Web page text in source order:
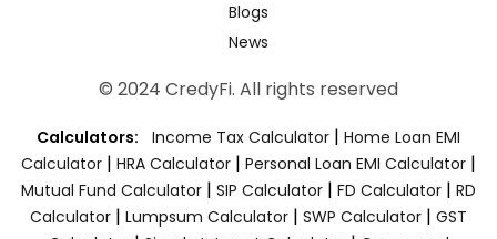
Blogs
News
© 2024 CredyFi. All rights reserved
Calculators: Income Tax Calculator | Home Loan EMI
Calculator | HRA Calculator | Personal Loan EMI Calculator |
Mutual Fund Calculator | SIP Calculator | FD Calculator | RD
Calculator | Lumpsum Calculator | SWP Calculator | GST